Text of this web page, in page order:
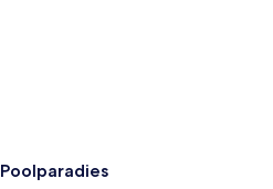
Poolparadies